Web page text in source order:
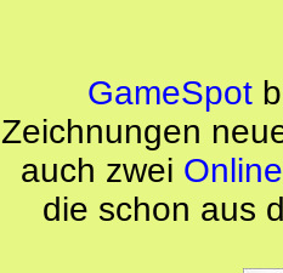
GameSpot
Zeichnungen
auch zwei
die schon aus